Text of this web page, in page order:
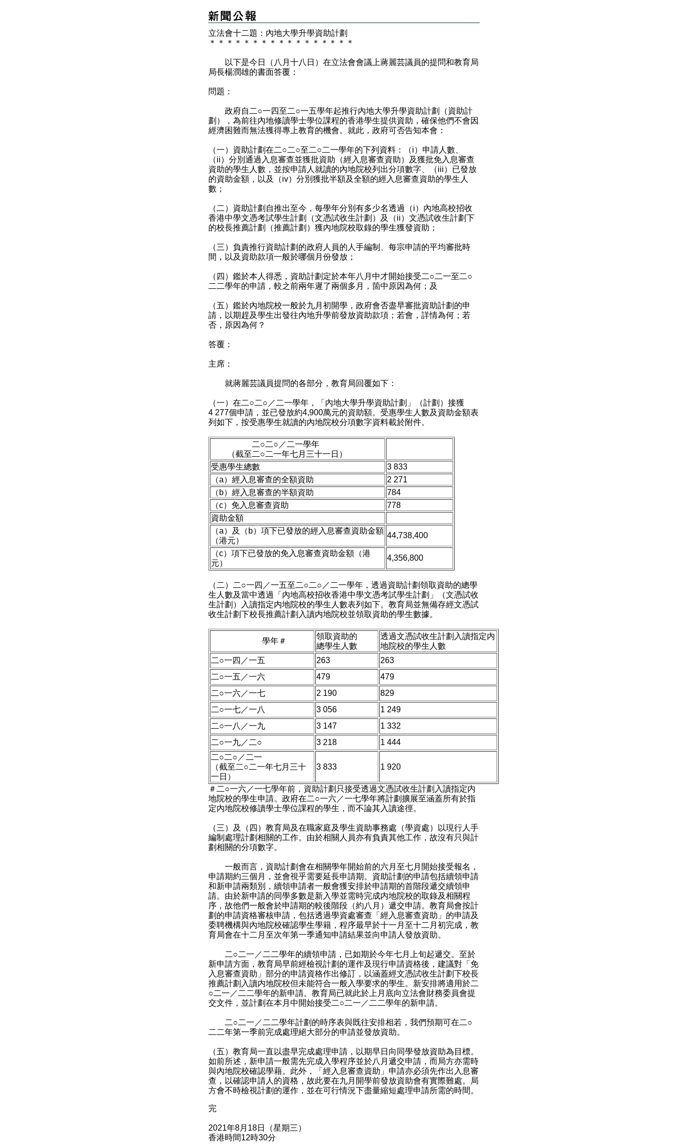
立法會十二題：內地大學升學資助計劃
＊
＊ ＊ ＊ ＊ ＊ ＊ ＊ ＊ ＊ ＊ ＊ ＊ ＊ ＊ ＊ ＊
以下是今日（八月十八日）在立法會會議上蔣麗芸議員的提問和教育局
局長楊潤雄的書面答覆：
問題：
政府自二○一四至二○一五學年起推行內地大學升學資助計劃（資助計
劃），為前往內地修讀學士學位課程的香港學生提供資助，確保他們不會因
經濟困難而無法獲得專上教育的機會。就此，政府可否告知本會：
（一）資助計劃在二○二○至二○二一學年的下列資料：（i）申請人數、
（ii）分別通過入息審查並獲批資助（經入息審查資助）及獲批免入息審查
資助的學生人數，並按申請人就讀的內地院校列出分項數字、（iii）已發放
的資助金額，以及（iv）分別獲批半額及全額的經入息審查資助的學生人
數；
（二）資助計劃自推出至今，每學年分別有多少名透過（i）內地高校招收
香港中學文憑考試學生計劃（文憑試收生計劃）及（ii）文憑試收生計劃下
的校長推薦計劃（推薦計劃）獲內地院校取錄的學生獲發資助；
（三）負責推行資助計劃的政府人員的人手編制、每宗申請的平均審批時
間，以及資助款項一般於哪個月份發放；
（四）鑑於本人得悉，資助計劃定於本年八月中才開始接受二○二一至二○
二二學年的申請，較之前兩年遲了兩個多月，箇中原因為何；及
（五）鑑於內地院校一般於九月初開學，政府會否盡早審批資助計劃的申
請，以期趕及學生出發往內地升學前發放資助款項；若會，詳情為何；若
否，原因為何？
答覆：
主席：
就蔣麗芸議員提問的各部分，教育局回覆如下：
（一）在二○二○／二一學年，「內地大學升學資助計劃」（計劃）接獲
4 277個申請，並已發放約4,900萬元的資助額。受惠學生人數及資助金額表
列如下，按受惠學生就讀的內地院校分項數字資料載於附件。
二○二○／二一學年
（截至二○二一年七月三十一日）
受惠學生總數
3 833
（a）經入息審查的全額資助
2 271
（b）經入息審查的半額資助
784
（c）免入息審查資助
778
資助金額
（a）及（b）項下已發放的經入息審查資助金額
（港元）
44,738,400
（c）項下已發放的免入息審查資助金額（港
元）
4,356,800
（二）二○一四／一五至二○二○／二一學年，透過資助計劃領取資助的總學
生人數及當中透過「內地高校招收香港中學文憑考試學生計劃」（文憑試收
生計劃）入讀指定内地院校的學生人數表列如下。教育局並無備存經文憑試
收生計劃下校長推薦計劃入讀内地院校並領取資助的學生數據。
學年＃
領取資助的
總學生人數
透過文憑試收生計劃入讀指定内
地院校的學生人數
二○一四／一五
263
263
二○一五／一六
479
479
二○一六／一七
2 190
829
二○一七／一八
3 056
1 249
二○一八／一九
3 147
1 332
二○一九／二○
3 218
1 444
二○二○／二一
（截至二○二一年七月三十
一日）
3 833 1 920
＃二○一六／一七學年前，資助計劃只接受透過文憑試收生計劃入讀指定内
地院校的學生申請。政府在二○一六／一七學年將計劃擴展至涵蓋所有於指
定內地院校修讀學士學位課程的學生，而不論其入讀途徑。
（三）及（四）教育局及在職家庭及學生資助事務處（學資處）以現行人手
編制處理計劃相關的工作。由於相關人員亦有負責其他工作，故沒有只與計
劃相關的分項數字。
一般而言，資助計劃會在相關學年開始前的六月至七月開始接受報名，
申請期約三個月，並會視乎需要延長申請期。資助計劃的申請包括續領申請
和新申請兩類別，續領申請者一般會獲安排於申請期的首階段遞交續領申
請。由於新申請的同學多數是新入學並需時完成内地院校的取錄及相關程
序，故他們一般會於申請期的較後階段（約八月）遞交申請。教育局會按計
劃的申請資格審核申請，包括透過學資處審查「經入息審查資助」的申請及
委聘機構與內地院校確認學生學籍，程序最早於十一月至十二月初完成，教
育局會在十二月至次年第一季通知申請結果並向申請人發放資助。
二○二一／二二學年的續領申請，已如期於今年七月上旬起遞交。至於
新申請方面，教育局早前經檢視計劃的運作及現行申請資格後，建議對「免
入息審查資助」部分的申請資格作出修訂，以涵蓋經文憑試收生計劃下校長
推薦計劃入讀内地院校但未能符合一般入學要求的學生。新安排將適用於二
○二一／二二學年的新申請。教育局已就此於上月底向立法會財務委員會提
交文件，並計劃在本月中開始接受二○二一／二二學年的新申請。
二○二一／二二學年計劃的時序表與既往安排相若，我們預期可在二○
二二年第一季前完成處理絕大部分的申請並發放資助。
（五）教育局一直以盡早完成處理申請，以期早日向同學發放資助為目標。
如前所述，新申請一般需先完成入學程序並於八月遞交申請，而局方亦需時
與內地院校確認學藉。此外，「經入息審查資助」申請亦必須先作出入息審
查，以確認申請人的資格，故此要在九月開學前發放資助會有實際難處。局
方會不時檢視計劃的運作，並在可行情況下盡量縮短處理申請所需的時間。
完
2021年8月18日（星期三）
香港時間12時30分